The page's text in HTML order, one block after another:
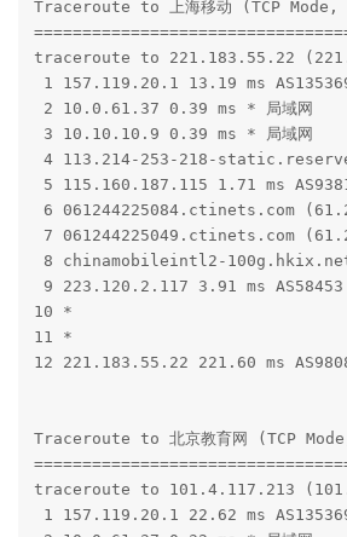
Traceroute to 上海移动 (TCP Mode,
traceroute to 221.183.55.22
1 157.119.20.1 13.19 ms
2 10.0.61.37 0.39 ms * 局域网
3 10.10.10.9 0.39 ms * 局域网
4 113.214-253-218-
5 115.160.187.115 1.71 ms
6 061244225084.ctinets.com
7 061244225049.ctinets.com
8 chinamobileintl2-
9 223.120.2.117 3.91 ms
10 *
11 *
12 221.183.55.22 221.60 ms
Traceroute to 北京教育网 (TCP
traceroute to 101.4.117.213
1 157.119.20.1 22.62 ms